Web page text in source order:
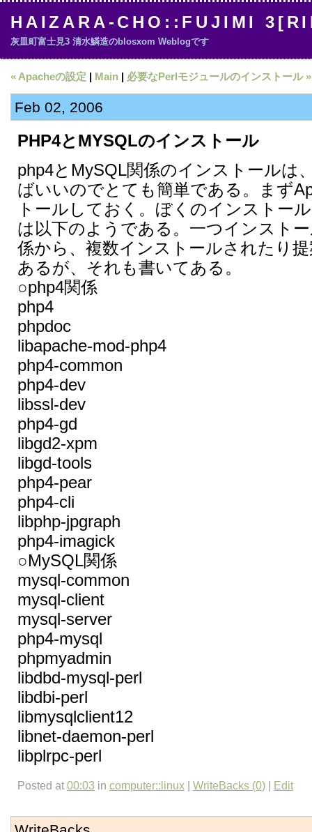
HAIZARA-CHO::FUJIMI
灰皿町富士見3 清水鱗造のblosxom Weblogです
« Apacheの設定 | Main | 必要なPerlモジュールのインストール »
Feb 02, 2006
PHP4とMYSQLのインストール
php4とMySQL関係のインストールは
ばいいのでとても簡単である。まず
トールしておく。ぼくのインストー
は以下のようである。一つインスト
係から、複数インストールされたり
あるが、それも書いてある。
○php4関係
php4
phpdoc
libapache-mod-php4
php4-common
php4-dev
libssl-dev
php4-gd
libgd2-xpm
libgd-tools
php4-pear
php4-cli
libphp-jpgraph
php4-imagick
○MySQL関係
mysql-common
mysql-client
mysql-server
php4-mysql
phpmyadmin
libdbd-mysql-perl
libdbi-perl
libmysqlclient12
libnet-daemon-perl
libplrpc-perl
Posted at 00:03 in computer::linux | WriteBacks (0) | Edit